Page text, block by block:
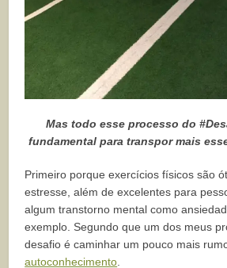
Mas todo esse processo do
fundamental para transpor mais
Primeiro porque exercícios físicos são
estresse, além de excelentes para
algum transtorno mental como
exemplo. Segundo que um dos meus
desafio é caminhar um pouco mais
autoconhecimento